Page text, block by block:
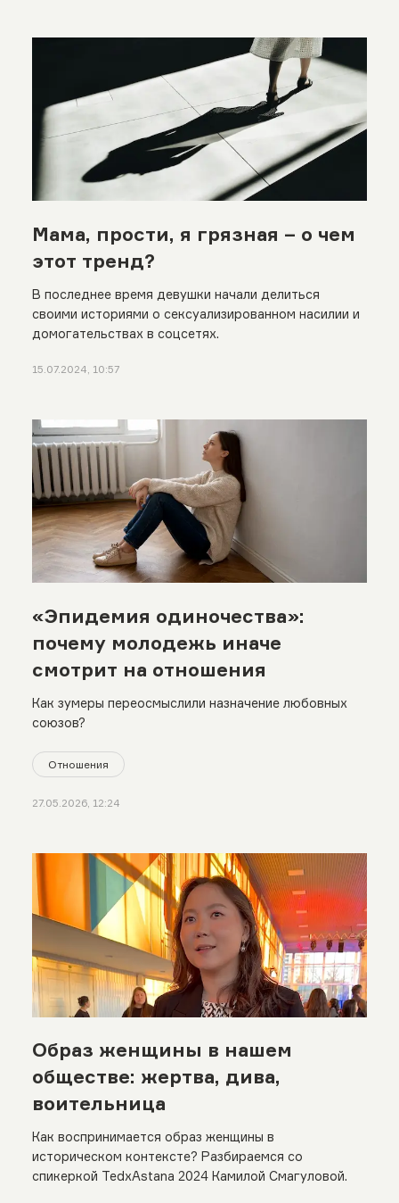
Мама, прости, я грязная – о чем
этот тренд?
В последнее время девушки начали делиться
своими историями о сексуализированном насилии и
домогательствах в соцсетях.
15.07.2024, 10:57
«Эпидемия одиночества»:
почему молодежь иначе
смотрит на отношения
Как зумеры переосмыслили назначение любовных
союзов?
Отношения
27.05.2026, 12:24
Образ женщины в нашем
обществе: жертва, дива,
воительница
Как воспринимается образ женщины в
историческом контексте? Разбираемся со
спикеркой TedxAstana 2024 Камилой Смагуловой.